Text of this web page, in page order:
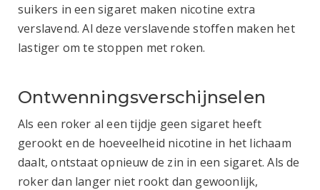
suikers in een sigaret maken nicotine extra
verslavend. Al deze verslavende stoffen maken het
lastiger om te stoppen met roken.
Ontwenningsverschijnselen
Als een roker al een tijdje geen sigaret heeft
gerookt en de hoeveelheid nicotine in het lichaam
daalt, ontstaat opnieuw de zin in een sigaret. Als de
roker dan langer niet rookt dan gewoonlijk,